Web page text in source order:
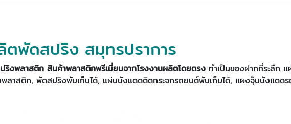
ตพัดสปริง สมุทรปราการ
งพลาสติก สินค้าพลาสติกพรีเมี่ยมจากโรงงานผลิตโดยตรง ทำเป็นของฝากที่ระลึก แ
าสติก, พัดสปริงพับเก็บได้, แผ่นบังแดดติดกระจกรถยนต์พับเก็บได้, แผงจุ๊บบังแดด